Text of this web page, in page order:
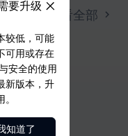
要升级
较低，可能
可用或存在
安全的使用
新版本，升
知道了